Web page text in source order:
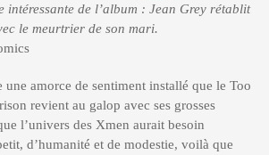
intéressante de l’album : Jean Grey rétablit
le meurtrier de son mari.
amorce de sentiment installé que le Too
revient au galop avec ses grosses
l’univers des Xmen aurait besoin
d’humanité et de modestie, voilà que